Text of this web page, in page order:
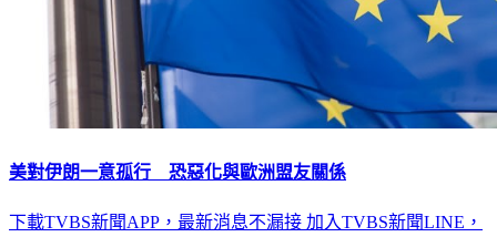
美對伊朗一意孤行 恐惡化與歐洲盟友關係
下載TVBS新聞APP，最新消息不漏接 加入TVBS新聞LINE，